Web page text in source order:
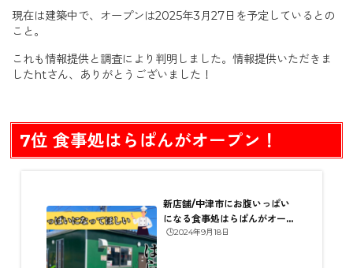
現在は建築中で、オープンは2025年3月27日を予定しているとの
こと。
これも情報提供と調査により判明しました。情報提供いただきま
したhtさん、ありがとうございました！
7位 食事処はらぱんがオープン！
新店舗/中津市にお腹いっぱい
になる食事処はらぱんがオープ
ン！
🕒️2024年9月18日